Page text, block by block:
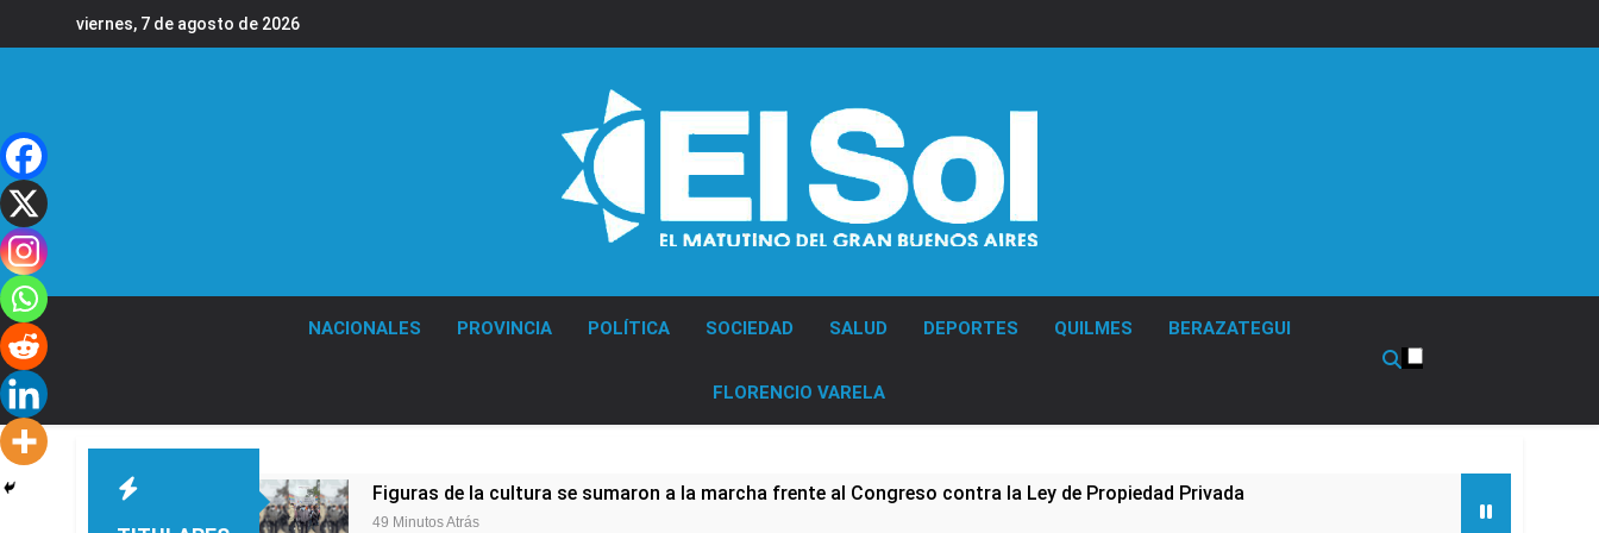
viernes, 7 de agosto de 2026
NACIONALES PROVINCIA POLÍTICA SOCIEDAD SALUD DEPORTES QUILMES BERAZATEGUI
FLORENCIO VARELA
Figuras de la cultura se sumaron a la marcha frente al Congreso contra la Ley de Propiedad Privada
49 Minutos Atrás